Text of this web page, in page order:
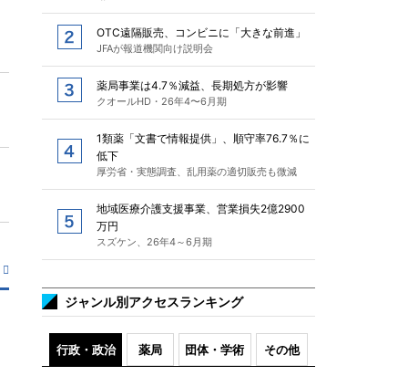
OTC遠隔販売、コンビニに「大きな前進」
JFAが報道機関向け説明会
薬局事業は4.7％減益、長期処方が影響
クオールHD・26年4〜6月期
1類薬「文書で情報提供」、順守率76.7％に
低下
厚労省・実態調査、乱用薬の適切販売も微減
地域医療介護支援事業、営業損失2億2900
万円
スズケン、26年4～6月期
ジャンル別アクセスランキング
行政・政治 薬局 団体・学術 その他